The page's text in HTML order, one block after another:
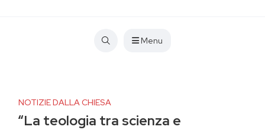
Menu
NOTIZIE DALLA CHIESA
“La teologia tra scienza e